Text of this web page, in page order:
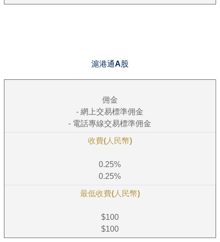
滬港通A股
佣金
- 網上交易標準佣金
- 電話專線交易標準佣金
0.25%
0.25%
$100
$100